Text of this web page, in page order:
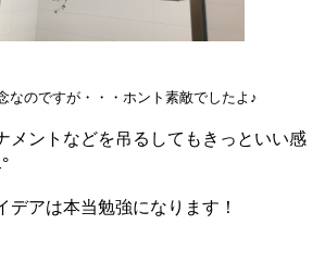
なのですが・・・ホント素敵でしたよ♪
メントなどを吊るしてもきっといい感
デアは本当勉強になります！